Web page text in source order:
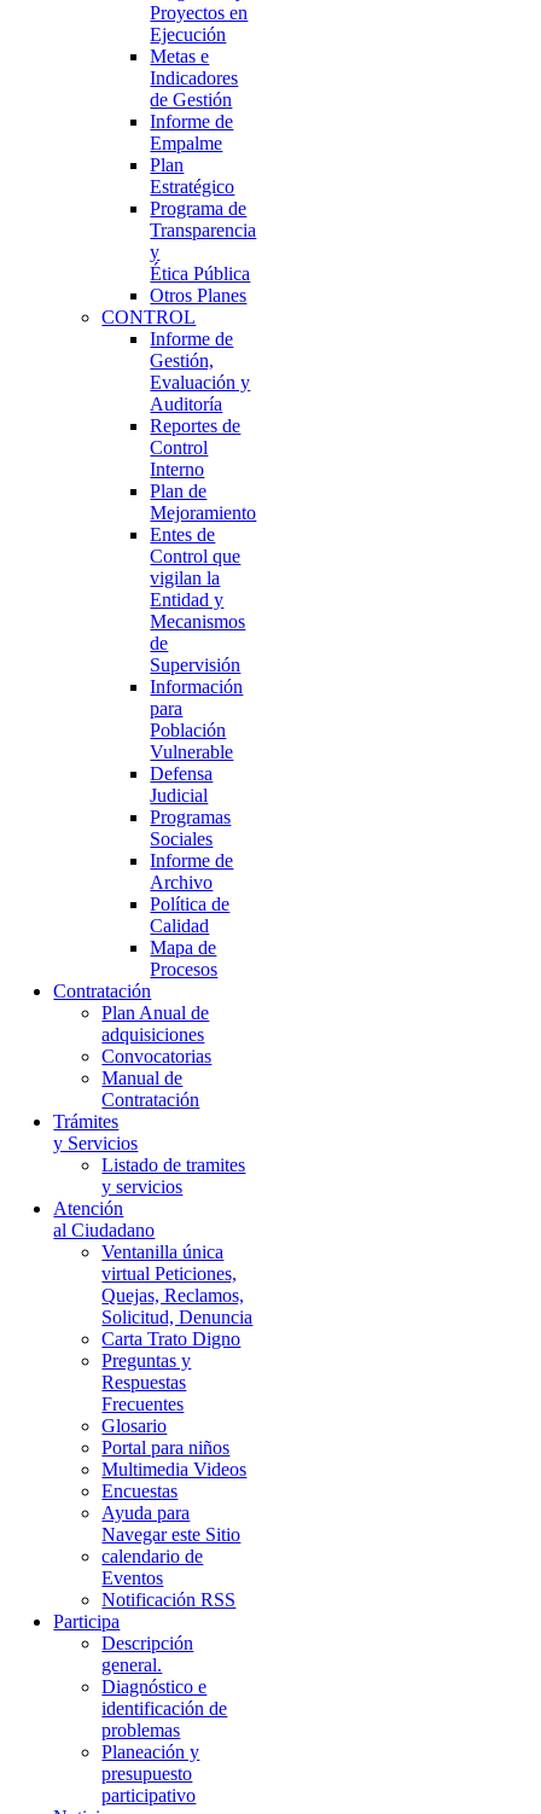
Proyectos en
Ejecución
Metas e
Indicadores
de Gestión
Informe de
Empalme
Plan
Estratégico
Programa de
Transparencia
y
Ética Pública
Otros Planes
CONTROL
Informe de
Gestión,
Evaluación y
Auditoría
Reportes de
Control
Interno
Plan de
Mejoramiento
Entes de
Control que
vigilan la
Entidad y
Mecanismos
de
Supervisión
Información
para
Población
Vulnerable
Defensa
Judicial
Programas
Sociales
Informe de
Archivo
Política de
Calidad
Mapa de
Procesos
Contratación
Plan Anual de
adquisiciones
Convocatorias
Manual de
Contratación
Trámites
y Servicios
Listado de tramites
y servicios
Atención
al Ciudadano
Ventanilla única
virtual Peticiones,
Quejas, Reclamos,
Solicitud, Denuncia
Carta Trato Digno
Preguntas y
Respuestas
Frecuentes
Glosario
Portal para niños
Multimedia Videos
Encuestas
Ayuda para
Navegar este Sitio
calendario de
Eventos
Notificación RSS
Participa
Descripción
general.
Diagnóstico e
identificación de
problemas
Planeación y
presupuesto
participativo